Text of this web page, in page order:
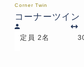
Corner Twin
コーナーツイン
定員 2名